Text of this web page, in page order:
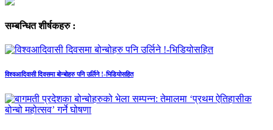
सम्बन्धित शीर्षकहरु :
विश्वआदिवासी दिवसमा बोन्बोहरु पनि उर्लिने !-भिडियोसहित